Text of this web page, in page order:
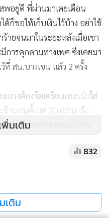
พอยู่ดี ที่ผ่านมาเคยเตือน
ก็ขอให้เก็บเงินไว้บ้าง อย่าใช้
ยจนมาในระยะหลังเมื่อเขา
การคุกคามทางเพศ ซึ่งเคยมา
ที่ สน.บางเขน แล้ว 2 ครั้ง
วงต้องจัดเตรียมกระเป๋าใส่
ข้านอนตั้งแต่ 20.00 น. ถึง
ยเพราะหวาดระแวงว่าจะ
กลัวตลอดเวลา จึงได้
นักงานสอบสวนจะทำการ
วจร่างกายที่โรงพยาบาล
มเติม
832
เติม